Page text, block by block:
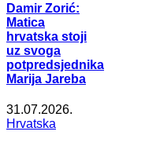
Damir Zorić:
Matica
hrvatska stoji
uz svoga
potpredsjednika
Marija Jareba
31.07.2026.
Hrvatska